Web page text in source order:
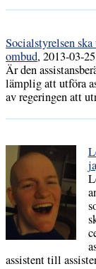
Socialstyrelsen
ombud, 2013-03-25
Är den
lämplig att utföra
av regeringen att
assistent till